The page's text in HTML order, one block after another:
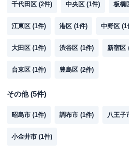
千代田区 (2件) 中央区 (1件) 板橋
江東区 (1件) 港区 (1件) 中野区 (1
大田区 (1件) 渋谷区 (1件) 新宿区
台東区 (1件) 豊島区 (2件)
その他(5件)
昭島市 (1件) 調布市 (1件) 八王子
小金井市 (1件)